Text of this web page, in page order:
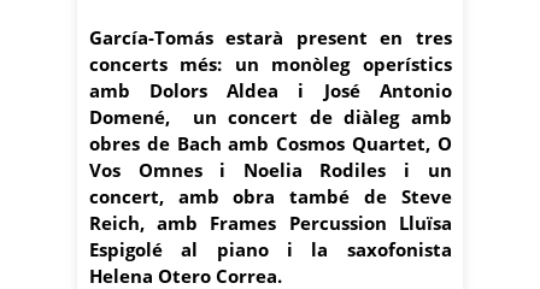
García-Tomás estarà present en tres
concerts més: un monòleg operístics
amb Dolors Aldea i José Antonio
Domené, un concert de diàleg amb
obres de Bach amb Cosmos Quartet, O
Vos Omnes i Noelia Rodiles i un
concert, amb obra també de Steve
Reich, amb Frames Percussion Lluïsa
Espigolé al piano i la saxofonista
Helena Otero Correa.